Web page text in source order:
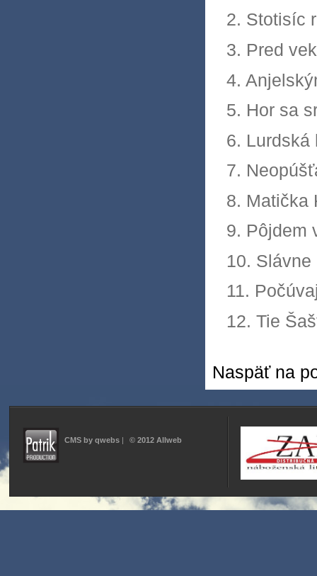
2. Stotisíc
3. Pred
4.
5. Hor sa
6. Lurdská
7.
8. Matička
9. Pôjdem
10. Slávne
11.
12. Tie
Naspäť na
CMS by qwebs © 2012 Allweb